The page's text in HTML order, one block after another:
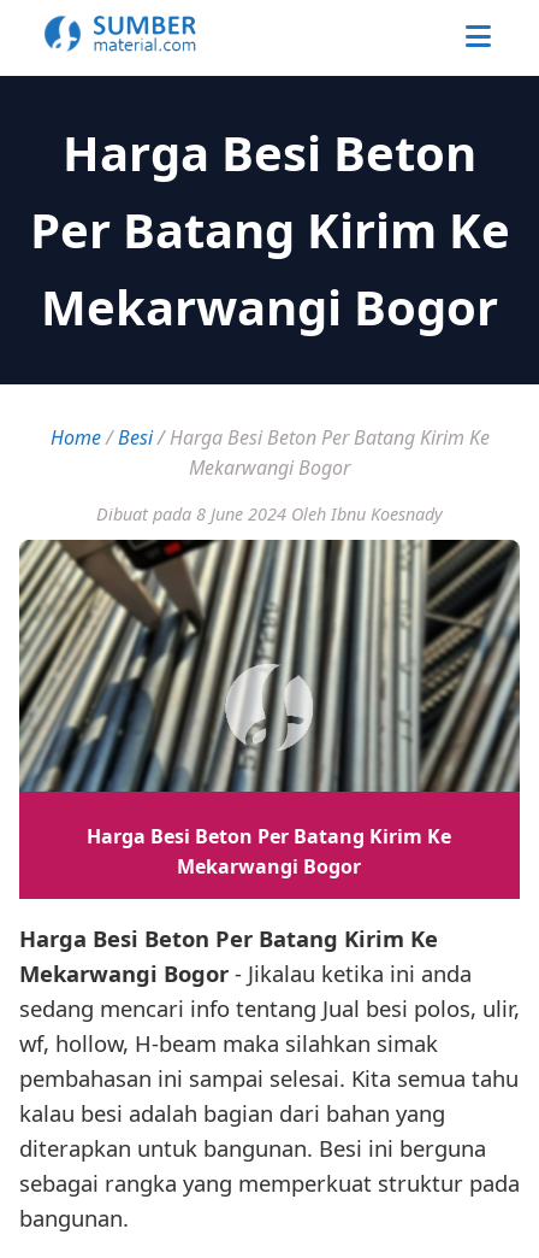
Harga Besi Beton
Per Batang Kirim Ke
Mekarwangi Bogor
Home/Besi/Harga Besi Beton Per Batang Kirim Ke
Mekarwangi Bogor
Dibuat pada 8 June 2024 Oleh Ibnu Koesnady
Harga Besi Beton Per Batang Kirim Ke
Mekarwangi Bogor
Harga Besi Beton Per Batang Kirim Ke
Mekarwangi Bogor - Jikalau ketika ini anda
sedang mencari info tentang Jual besi polos, ulir,
wf, hollow, H-beam maka silahkan simak
pembahasan ini sampai selesai. Kita semua tahu
kalau besi adalah bagian dari bahan yang
diterapkan untuk bangunan. Besi ini berguna
sebagai rangka yang memperkuat struktur pada
bangunan.